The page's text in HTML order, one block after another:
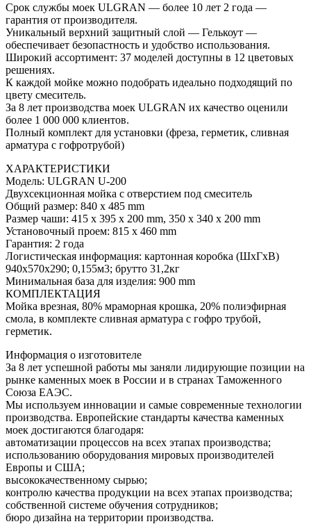
Срок службы моек ULGRAN — более 10 лет 2 года —
гарантия от производителя.
Уникальный верхний защитный слой — Гелькоут —
обеспечивает безопастность и удобство использования.
Широкий ассортимент: 37 моделей доступны в 12 цветовых
решениях.
К каждой мойке можно подобрать идеально подходящий по
цвету смеситель.
За 8 лет производства моек ULGRAN их качество оценили
более 1 000 000 клиентов.
Полный комплект для установки (фреза, герметик, сливная
арматура с гофротрубой)
ХАРАКТЕРИСТИКИ
Модель: ULGRAN U-200
Двухсекционная мойка с отверстием под смеситель
Общий размер: 840 х 485 mm
Размер чаши: 415 х 395 х 200 mm, 350 х 340 х 200 mm
Установочный проем: 815 х 460 mm
Гарантия: 2 года
Логистическая информация: картонная коробка (ШхГхВ)
940х570х290; 0,155м3; брутто 31,2кг
Минимальная база для изделия: 900 mm
КОМПЛЕКТАЦИЯ
Мойка врезная, 80% мраморная крошка, 20% полиэфирная
смола, в комплекте сливная арматура c гофро трубой,
герметик.
Информация о изготовителе
За 8 лет успешной работы мы заняли лидирующие позиции на
рынке каменных моек в России и в странах Таможенного
Союза ЕАЭС.
Мы используем инновации и самые современные технологии
производства. Европейские стандарты качества каменных
моек достигаются благодаря:
автоматизации процессов на всех этапах производства;
использованию оборудования мировых производителей
Европы и США;
высококачественному сырью;
контролю качества продукции на всех этапах производства;
собственной системе обучения сотрудников;
бюро дизайна на территории производства.